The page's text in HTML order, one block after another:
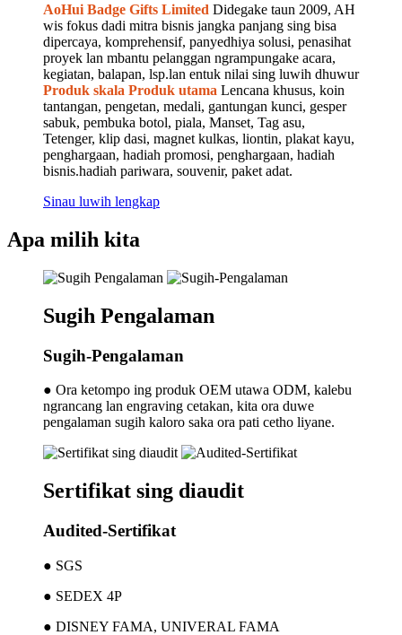
AoHui Badge Gifts Limited Didegake taun 2009, AH
wis fokus dadi mitra bisnis jangka panjang sing bisa
dipercaya, komprehensif, panyedhiya solusi, penasihat
proyek lan mbantu pelanggan ngrampungake acara,
kegiatan, balapan, lsp.lan entuk nilai sing luwih dhuwur
Produk skala Produk utama Lencana khusus, koin
tantangan, pengetan, medali, gantungan kunci, gesper
sabuk, pembuka botol, piala, Manset, Tag asu,
Tetenger, klip dasi, magnet kulkas, liontin, plakat kayu,
penghargaan, hadiah promosi, penghargaan, hadiah
bisnis.hadiah pariwara, souvenir, paket adat.
Sinau luwih lengkap
Apa milih kita
Sugih Pengalaman
Sugih-Pengalaman
● Ora ketompo ing produk OEM utawa ODM, kalebu
ngrancang lan engraving cetakan, kita ora duwe
pengalaman sugih kaloro saka ora pati cetho liyane.
Sertifikat sing diaudit
Audited-Sertifikat
● SGS
● SEDEX 4P
● DISNEY FAMA, UNIVERAL FAMA